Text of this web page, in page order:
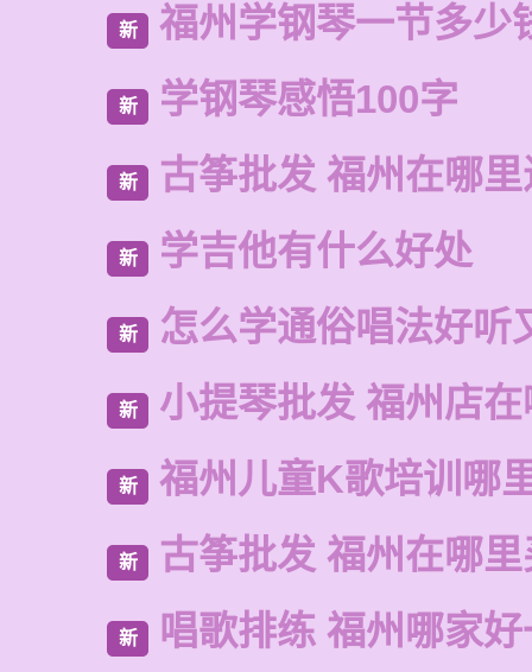
新 福州学钢琴一节多少
新 学钢琴感悟100字
新 古筝批发 福州在哪
新 学吉他有什么好处
新 怎么学通俗唱法好听
新 小提琴批发 福州店
新 福州儿童K歌培训哪
新 古筝批发 福州在哪
新 唱歌排练 福州哪家